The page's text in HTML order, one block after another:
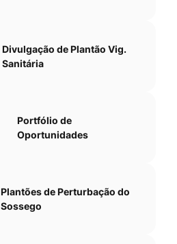
Divulgação de Plantão Vig.
Sanitária
Portfólio de
Oportunidades
Plantões de Perturbação do
Sossego